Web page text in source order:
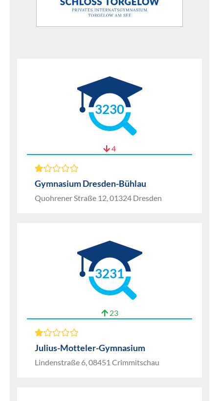
3230
4
Gymnasium Dresden-Bühlau
Quohrener Straße 12, 01324 Dresden
3231
23
Julius-Motteler-Gymnasium
Lindenstraße 6, 08451 Crimmitschau